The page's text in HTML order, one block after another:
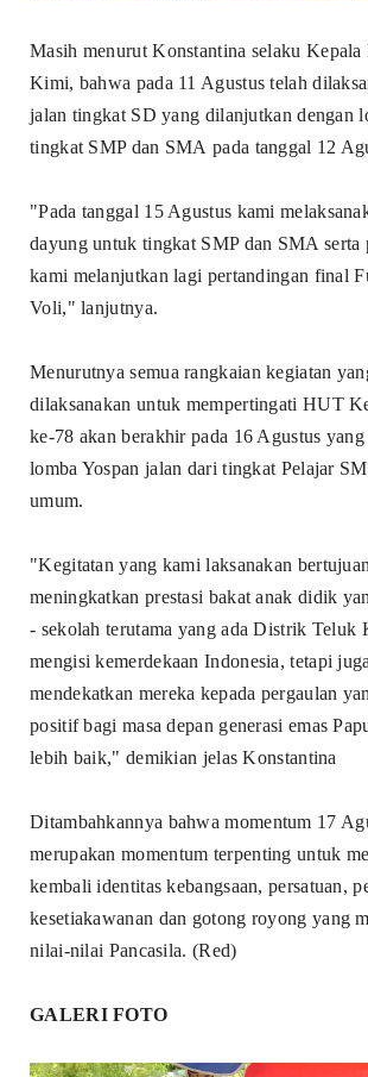
Masih menurut Konstantina selaku
Kimi, bahwa pada 11 Agustus telah
jalan tingkat SD yang dilanjutkan dengan
tingkat SMP dan SMApada tanggal 12
"Pada tanggal 15 Agustus kami
dayung untuk tingkat SMP dan SMA serta
kami melanjutkan lagi pertandingan final
Voli," lanjutnya.
Menurutnya semua rangkaian kegiatan
dilaksanakan untuk mempertingati HUT
ke-78 akan berakhir pada 16 Agustus
lomba Yospan jalan dari tingkat Pelajar
umum.
"Kegitatan yang kami laksanakan
meningkatkan prestasi bakat anak didik
- sekolah terutama yang ada Distrik Teluk
mengisi kemerdekaan Indonesia, tetapi
mendekatkan mereka kepada pergaulan
positif bagi masa depan generasi emas
lebih baik," demikian jelas Konstantina
Ditambahkannya bahwa momentum 17
merupakan momentum terpenting untuk
kembali identitas kebangsaan, persatuan,
kesetiakawanan dan gotong royong yang
nilai-nilai Pancasila. (Red)
GALERI FOTO